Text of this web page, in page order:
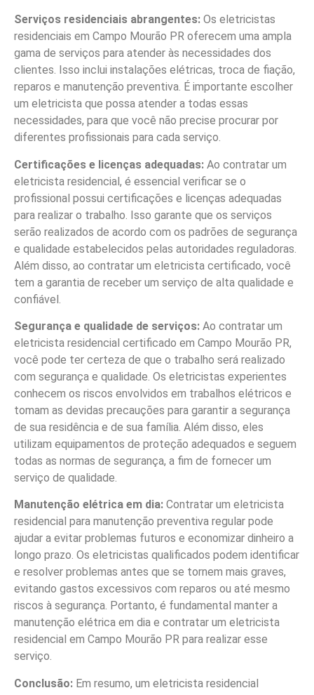
Serviços residenciais abrangentes: Os eletricistas
residenciais em Campo Mourão PR oferecem uma ampla
gama de serviços para atender às necessidades dos
clientes. Isso inclui instalações elétricas, troca de fiação,
reparos e manutenção preventiva. É importante escolher
um eletricista que possa atender a todas essas
necessidades, para que você não precise procurar por
diferentes profissionais para cada serviço.
Certificações e licenças adequadas: Ao contratar um
eletricista residencial, é essencial verificar se o
profissional possui certificações e licenças adequadas
para realizar o trabalho. Isso garante que os serviços
serão realizados de acordo com os padrões de segurança
e qualidade estabelecidos pelas autoridades reguladoras.
Além disso, ao contratar um eletricista certificado, você
tem a garantia de receber um serviço de alta qualidade e
confiável.
Segurança e qualidade de serviços: Ao contratar um
eletricista residencial certificado em Campo Mourão PR,
você pode ter certeza de que o trabalho será realizado
com segurança e qualidade. Os eletricistas experientes
conhecem os riscos envolvidos em trabalhos elétricos e
tomam as devidas precauções para garantir a segurança
de sua residência e de sua família. Além disso, eles
utilizam equipamentos de proteção adequados e seguem
todas as normas de segurança, a fim de fornecer um
serviço de qualidade.
Manutenção elétrica em dia: Contratar um eletricista
residencial para manutenção preventiva regular pode
ajudar a evitar problemas futuros e economizar dinheiro a
longo prazo. Os eletricistas qualificados podem identificar
e resolver problemas antes que se tornem mais graves,
evitando gastos excessivos com reparos ou até mesmo
riscos à segurança. Portanto, é fundamental manter a
manutenção elétrica em dia e contratar um eletricista
residencial em Campo Mourão PR para realizar esse
serviço.
Conclusão: Em resumo, um eletricista residencial